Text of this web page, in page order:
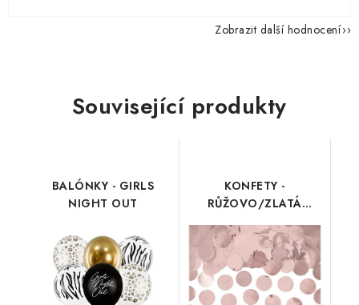
Zobrazit další hodnocení
Související produkty
BALÓNKY - GIRLS
NIGHT OUT
KONFETY -
RŮŽOVO/ZLATÁ
KOLEČKA